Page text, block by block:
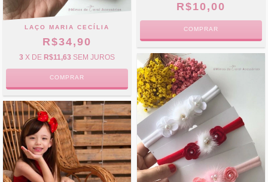
LAÇO MARIA CECÍLIA
R$34,90
3 X DE R$11,63 SEM JUROS
COMPRAR
R$10,00
COMPRAR